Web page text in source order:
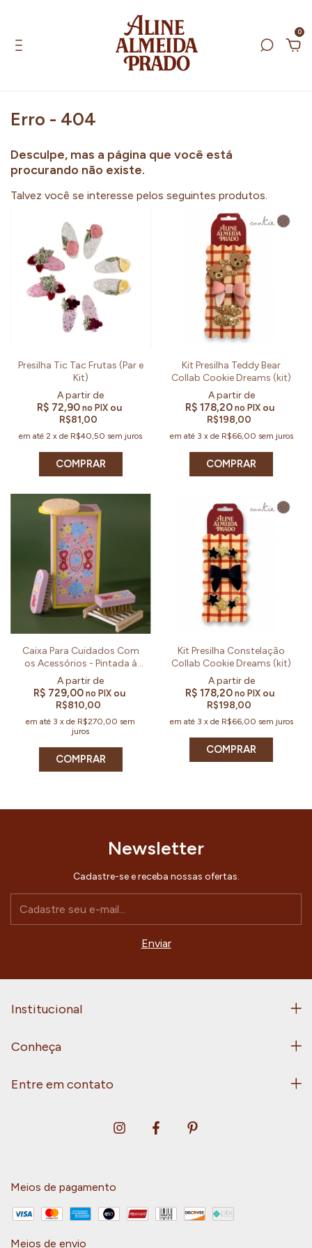
0
Erro - 404
Desculpe, mas a página que você está
procurando não existe.
Talvez você se interesse pelos seguintes produtos.
Presilha Tic Tac Frutas (Par e
Kit)
R$ 72,90no PIX ou
R$81,00
em até2 xde R$40,50 sem juros
COMPRAR
Kit Presilha Teddy Bear
Collab Cookie Dreams (kit)
R$ 178,20 no PIX ou
R$198,00
em até 3 x de R$66,00 sem juros
COMPRAR
Caixa Para Cuidados Com
os Acessórios - Pintada à
Mão Por Aninha (Un)
R$ 729,00no PIX ou
R$810,00
em até 3 xde R$270,00 sem
juros
COMPRAR
Kit Presilha Constelação
Collab Cookie Dreams (kit)
R$ 178,20 no PIX ou
R$198,00
em até 3 x de R$66,00 sem juros
COMPRAR
Newsletter
Cadastre-se e receba nossas ofertas.
Institucional
Conheça
Entre em contato
Meios de pagamento
Meios de envio